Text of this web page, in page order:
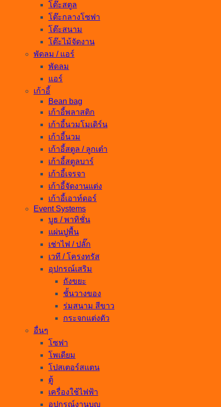
โต๊ะสตูล
โต๊ะกลางโซฟา
โต๊ะสนาม
โต๊ะไม้จัดงาน
พัดลม / แอร์
พัดลม
แอร์
เก้าอี้
Bean bag
เก้าอี้พลาสติก
เก้าอี้นวมโมเดิร์น
เก้าอี้นวม
เก้าอี้สตูล / ลูกเต๋า
เก้าอี้สตูลบาร์
เก้าอี้เจรจา
เก้าอี้จัดงานแต่ง
เก้าอี้เอาท์ดอร์
Event Systems
บูธ / พาทิชั่น
แผ่นปูพื้น
เช่าไฟ / ปลั๊ก
เวที / โครงทรัส
อุปกรณ์เสริม
ถังขยะ
ชั้นวางของ
ร่มสนาม สีขาว
กระจกแต่งตัว
อื่นๆ
โซฟา
โพเดียม
โปสเตอร์สแตน
ตู้
เครื่องใช้ไฟฟ้า
อุปกรณ์งานบุญ